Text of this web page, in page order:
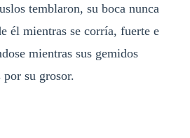
temblaron, su boca nunca
él mientras se corría, fuerte e
mientras sus gemidos
por su grosor.